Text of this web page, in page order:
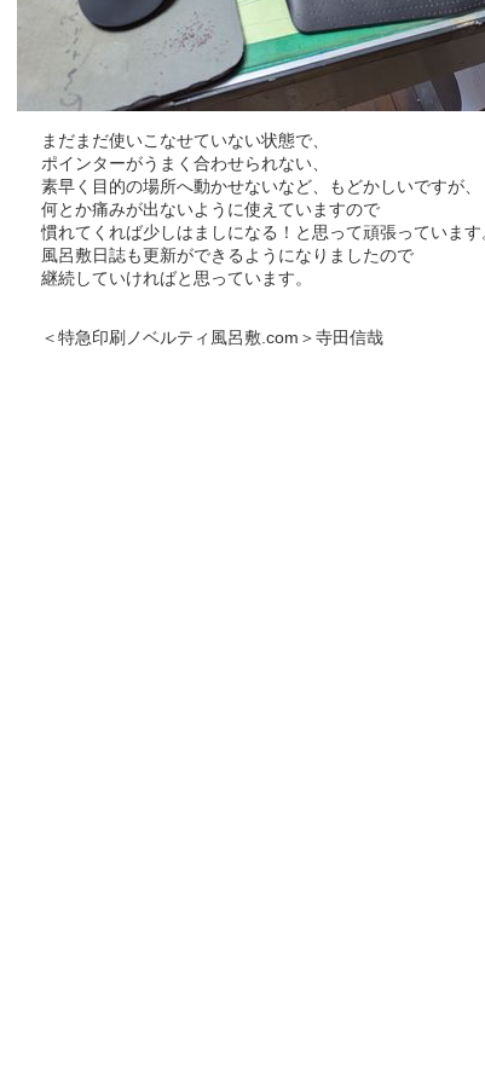
まだまだ使いこなせていない状態で、
ポインターがうまく合わせられない、
素早く目的の場所へ動かせないなど、もどかしいですが、
何とか痛みが出ないように使えていますので
慣れてくれば少しはましになる！と思って頑張っています
風呂敷日誌も更新ができるようになりましたので
継続していければと思っています。
＜特急印刷ノベルティ風呂敷.com＞寺田信哉